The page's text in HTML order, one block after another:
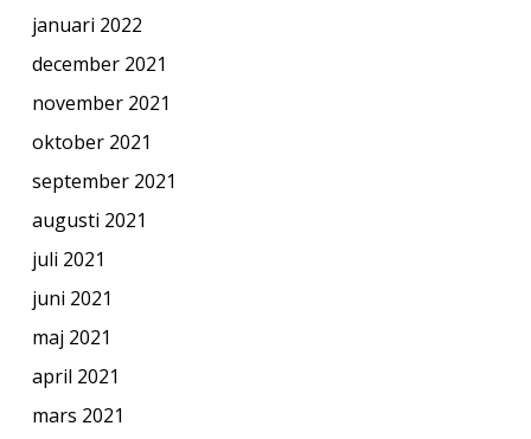
januari 2022
december 2021
november 2021
oktober 2021
september 2021
augusti 2021
juli 2021
juni 2021
maj 2021
april 2021
mars 2021